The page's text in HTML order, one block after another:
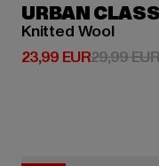
URBAN
Knitted Wool
23,99 EUR
Derzeitiger Preis:
29,99 EUR